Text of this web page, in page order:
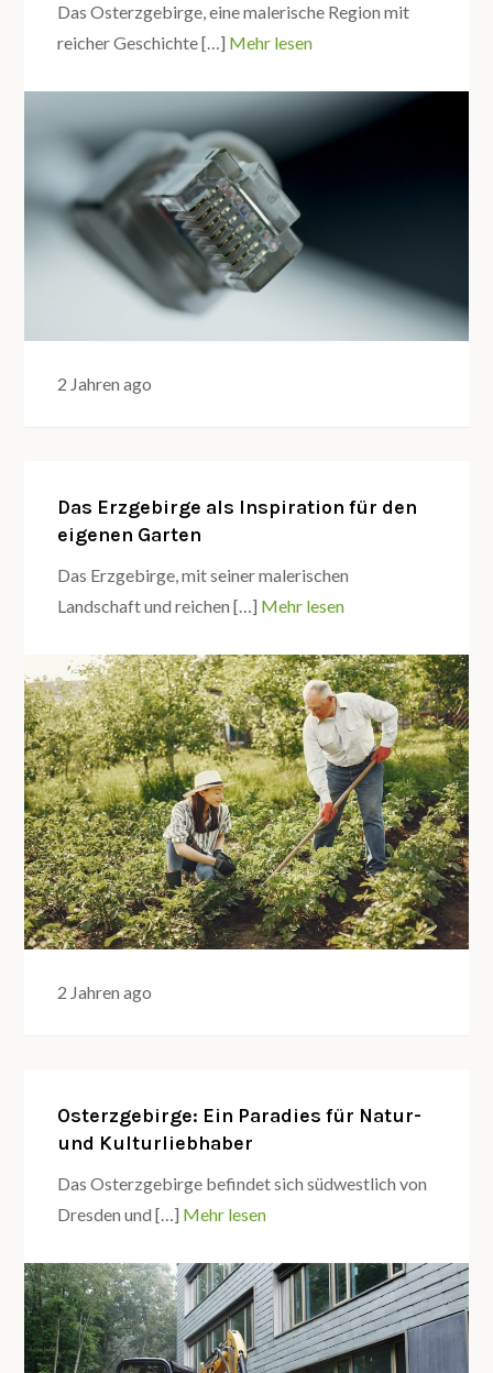
Das Osterzgebirge, eine malerische Region mit
reicher Geschichte […] Mehr lesen
2 Jahren ago
Das Erzgebirge als Inspiration für den
eigenen Garten
Das Erzgebirge, mit seiner malerischen
Landschaft und reichen […] Mehr lesen
2 Jahren ago
Osterzgebirge: Ein Paradies für Natur-
und Kulturliebhaber
Das Osterzgebirge befindet sich südwestlich von
Dresden und […] Mehr lesen